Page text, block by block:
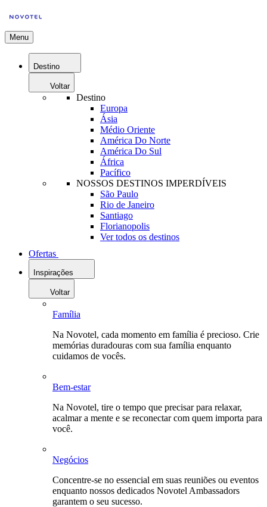
Menu
Destino
Voltar
Destino
Europa
Ásia
Médio Oriente
América Do Norte
América Do Sul
África
Pacífico
NOSSOS DESTINOS IMPERDÍVEIS
São Paulo
Rio de Janeiro
Santiago
Florianopolis
Ver todos os destinos
Ofertas
Inspirações
Voltar
Família
Na Novotel, cada momento em família é precioso. Crie
memórias duradouras com sua família enquanto
cuidamos de vocês.
Bem-estar
Na Novotel, tire o tempo que precisar para relaxar,
acalmar a mente e se reconectar com quem importa para
você.
Negócios
Concentre-se no essencial em suas reuniões ou eventos
enquanto nossos dedicados Novotel Ambassadors
garantem o seu sucesso.